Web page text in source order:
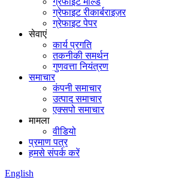
ग्रेफाइट रीकार्बराइज़र
ग्रेफाइट पेपर
सेवाएं
कार्य प्रगति
तकनीकी समर्थन
गुणवत्ता नियंत्रण
समाचार
कंपनी समाचार
उत्पाद समाचार
एक्सपो समाचार
मामला
वीडियो
प्रमाण पत्र
हमसे संपर्क करें
English